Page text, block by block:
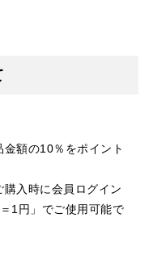
額の10％をポイント
入時に会員ログイン
1円」でご使用可能で